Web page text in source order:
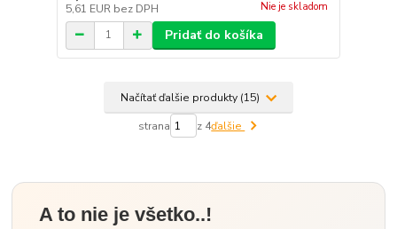
5,61 EUR bez DPH Nie je skladom
Pridať do košíka
Načítať ďalšie produkty (15)
strana z 4ďalšie
A to nie je všetko..!